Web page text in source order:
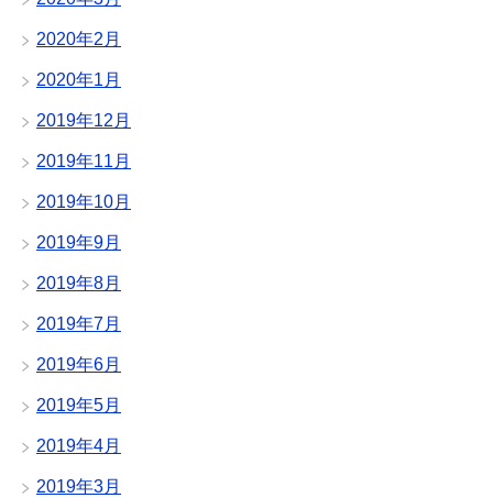
2020年2月
2020年1月
2019年12月
2019年11月
2019年10月
2019年9月
2019年8月
2019年7月
2019年6月
2019年5月
2019年4月
2019年3月